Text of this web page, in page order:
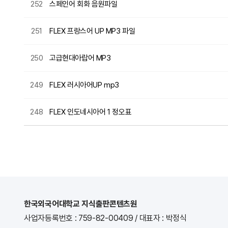
252 스페인어 회화 음원파일
251 FLEX 프랑스어 UP MP3 파일
250 고급현대아랍어 MP3
249 FLEX 러시아어UP mp3
248 FLEX 인도네시아어 1 정오표
한국외국어대학교 지식출판콘텐츠원
사업자등록번호 : 759-82-00409/ 대표자 : 박정식